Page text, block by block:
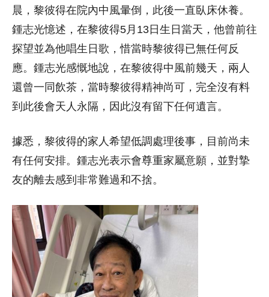
晨，黎彼得在院內中風暈倒，此後一直臥床休養。
鍾志光憶述，在黎彼得5月13日生日當天，他曾前往
探望並為他唱生日歌，惜當時黎彼得已無任何反
應。鍾志光感慨地說，在黎彼得中風前幾天，兩人
還曾一同飲茶，當時黎彼得精神尚可，完全沒有料
到此後會天人永隔，因此沒有留下任何遺言。
據悉，黎彼得的家人希望低調處理後事，目前尚未
有任何安排。鍾志光表示會尊重家屬意願，並對摯
友的離去感到非常難過和不捨。